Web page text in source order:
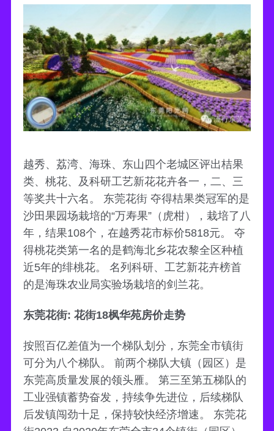
越秀、荔湾、海珠、东山四个老城区评出桔果
类、桃花、及科研工艺新花花卉各一，二、三
等奖共十六名。 东莞花街 夺得桔果类冠军的是
沙田果园场栽培的“万寿果”（虎柑），栽培了八
年，结果108个，在越秀花市标价5818元。 夺
得桃花类第一名的是鹤海北乡花农黎全区种植
近5年的绯桃花。 名列科研、工艺新花卉榜首
的是海珠农业局实验场栽培的剑兰花。
东莞花街: 花街18枫华苑房价走势
按照百亿差值为一个梯队划分，东莞全市镇街
可分为八个梯队。 前两个梯队大镇（园区）是
东莞高质量发展的领头雁。 第三至第五梯队的
工业强镇蓄势奋发，持续争先进位，后续梯队
后发镇闯劲十足，保持较快经济增速。 东莞花